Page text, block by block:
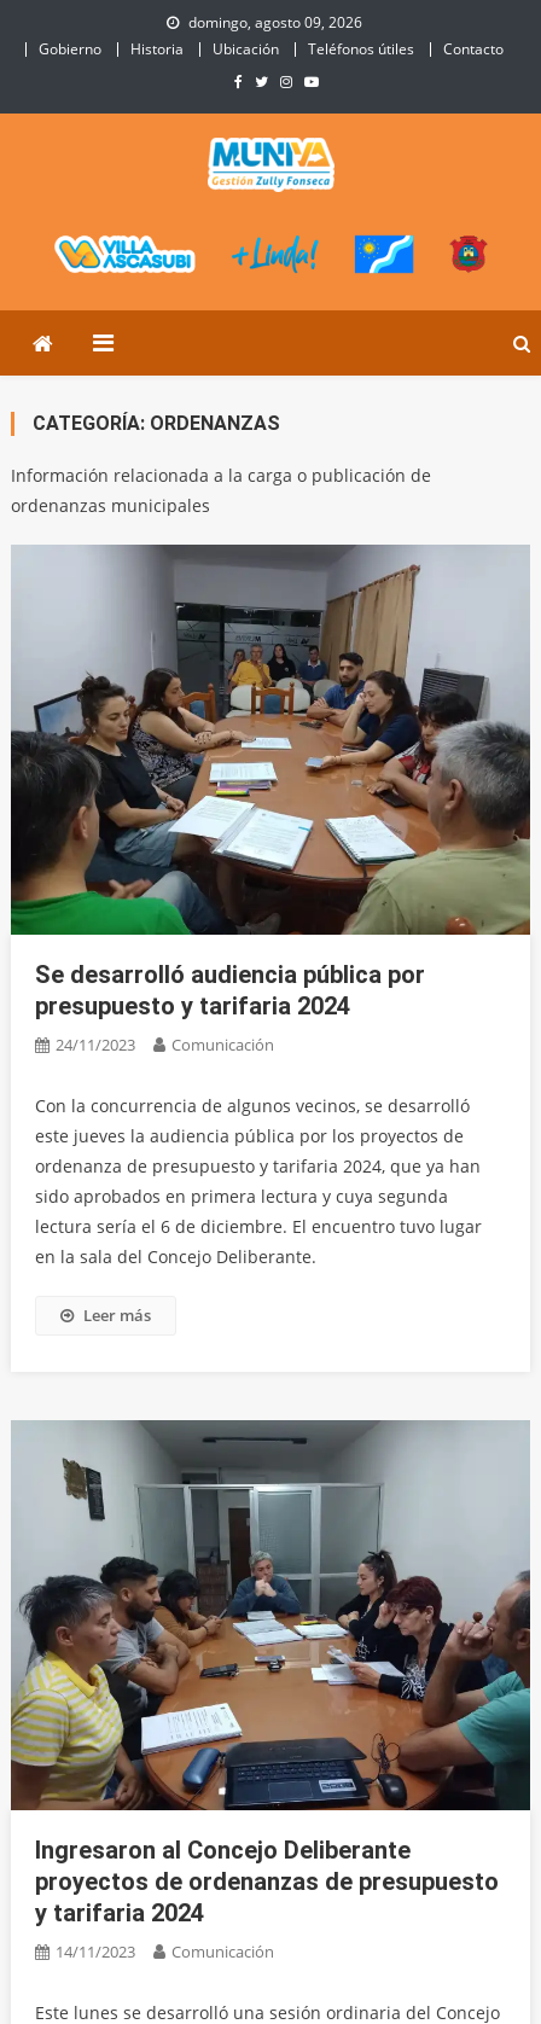
domingo, agosto 09, 2026
Gobierno
Historia Ubicación Teléfonos útiles Contacto
Ascasubi
CATEGORÍA: ORDENANZAS
Información relacionada a la carga o publicación de
ordenanzas municipales
Se desarrolló audiencia pública por
presupuesto y tarifaria 2024
24/11/2023 Comunicación
Con la concurrencia de algunos vecinos, se desarrolló
este jueves la audiencia pública por los proyectos de
ordenanza de presupuesto y tarifaria 2024, que ya han
sido aprobados en primera lectura y cuya segunda
lectura sería el 6 de diciembre. El encuentro tuvo lugar
en la sala del Concejo Deliberante.
Leer más
Ingresaron al Concejo Deliberante
proyectos de ordenanzas de presupuesto
y tarifaria 2024
14/11/2023 Comunicación
Este lunes se desarrolló una sesión ordinaria del Concejo